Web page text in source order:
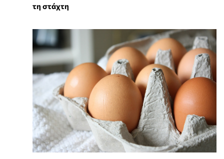
τη στάχτη